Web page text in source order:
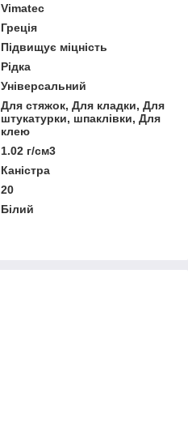
Vimatec
Греція
Підвищує міцність
Рідка
Універсальний
Для стяжок, Для кладки, Для
штукатурки, шпаклівки, Для
клею
1.02 г/см3
Каністра
20
Білий